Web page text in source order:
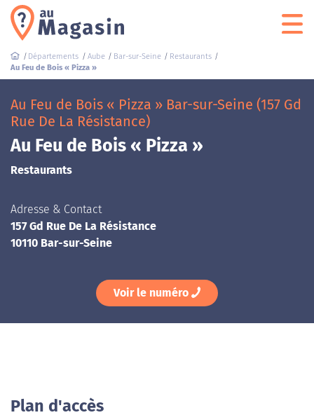
Départements Aube Bar-sur-Seine
Restaurants
Au Feu de Bois « Pizza »
Au Feu de Bois « Pizza » Bar-sur-Seine (157 Gd
Rue De La Résistance)
Au Feu de Bois « Pizza »
Restaurants
Adresse & Contact
157 Gd Rue De La Résistance
10110 Bar-sur-Seine
Voir le numéro
Plan d'accès